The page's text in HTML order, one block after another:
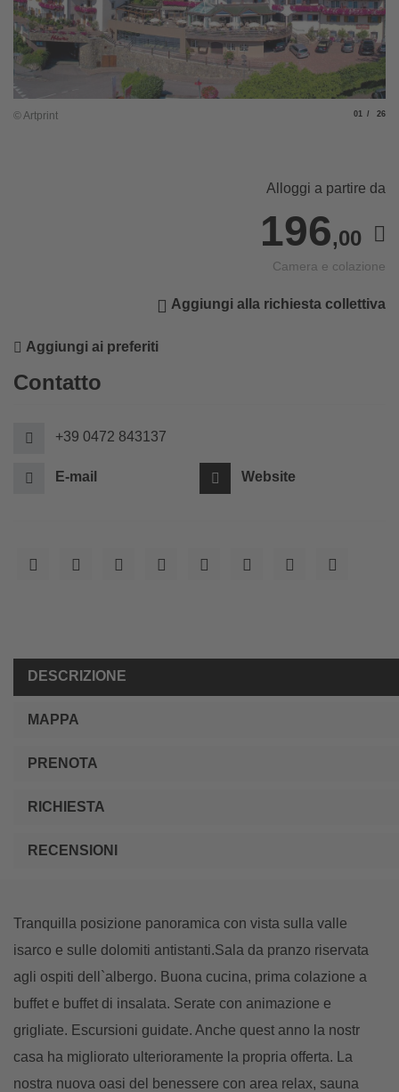
© Artprint Slide
01 di
26
Alloggi a partire da
196,00
Camera e colazione
Aggiungi alla richiesta collettiva
Aggiungi ai preferiti
Contatto
+39 0472 843137
E-mail Website
DESCRIZIONE
MAPPA
PRENOTA
RICHIESTA
RECENSIONI
Tranquilla posizione panoramica con vista sulla valle
isarco e sulle dolomiti antistanti.Sala da pranzo riservata
agli ospiti dell`albergo. Buona cucina, prima colazione a
buffet e buffet di insalata. Serate con animazione e
grigliate. Escursioni guidate. Anche quest anno la nostr
casa ha migliorato ulterioramente la propria offerta. La
nostra nuova oasi del benessere con area relax, sauna